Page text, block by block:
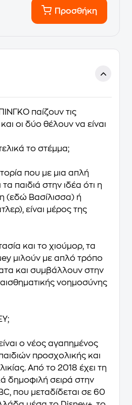
Προσθήκη
παίζουν τις
οι δύο θέλουν να είναι
το στέμμα;
που με μια απλή
παιδιά στην ιδέα ότι η
(εδώ Βασίλισσα) ή
είναι μέρος της
και το χιούμορ, τα
μιλούν με απλό τρόπο
και συμβάλλουν στην
νοημοσύνης
ο νέος αγαπημένος
προσχολικής και
Από το 2018 έχει τη
δημοφιλή σειρά στην
που μεταδίδεται σε 60